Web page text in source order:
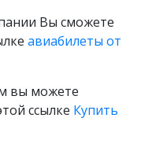
Вы сможете
авиабилеты от
вы можете
ссылке Купить